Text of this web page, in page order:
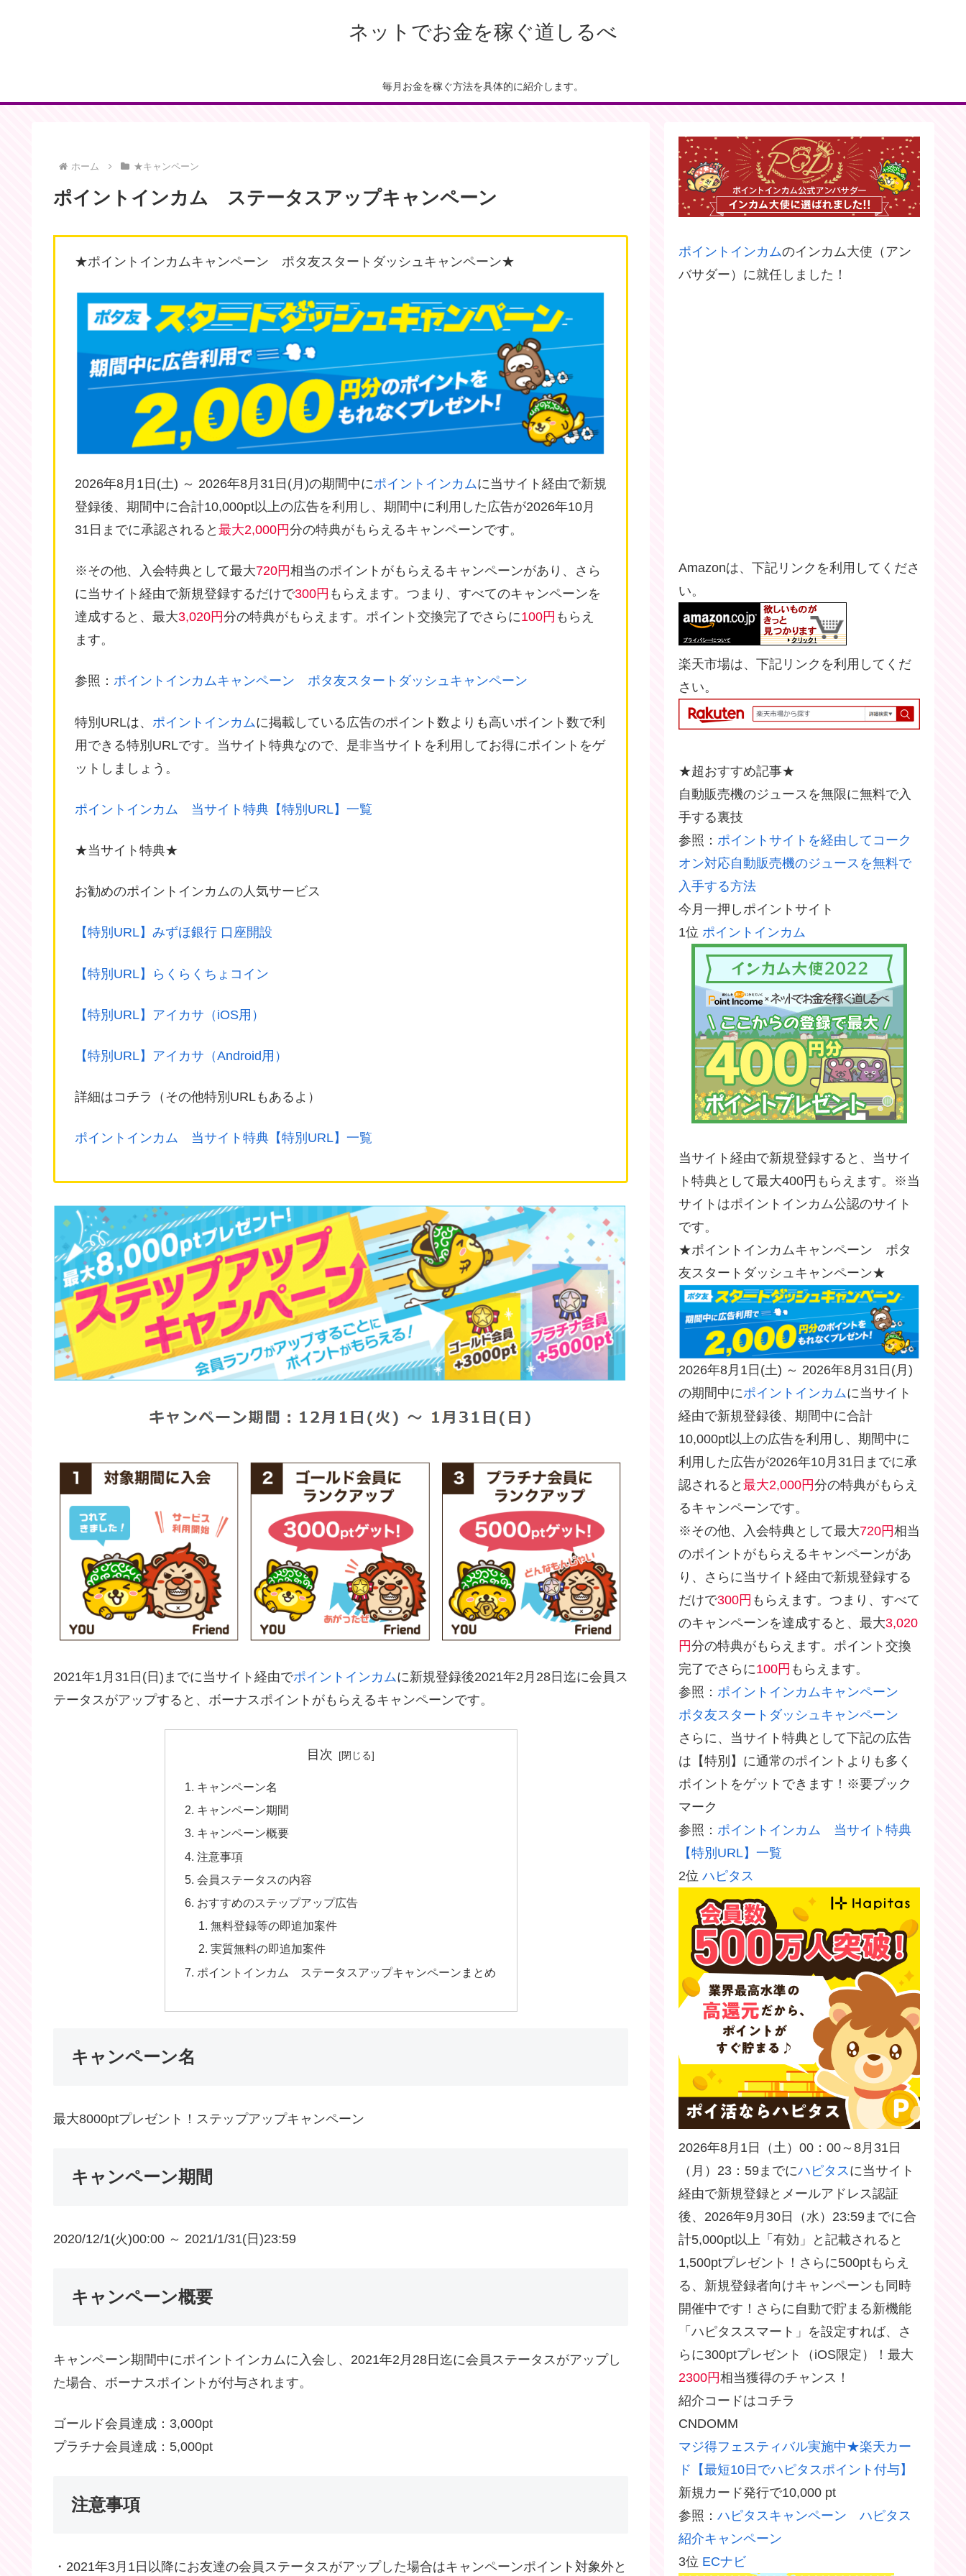
ネットでお金を稼ぐ道しるべ
毎月お金を稼ぐ方法を具体的に紹介します。
ホーム ★キャンペーン
ポイントインカム ステータスアップキャンペーン
★ポイントインカムキャンペーン ポタ友スタートダッシュキャンペーン★
2026年8月1日(土) ～ 2026年8月31日(月)の期間中にポイントインカムに当サイト経由で新規
登録後、期間中に合計10,000pt以上の広告を利用し、期間中に利用した広告が2026年10月
31日までに承認されると 最大2,000円分の特典がもらえるキャンペーンです。
※その他、入会特典として最大720円相当のポイントがもらえるキャンペーンがあり、さら
に当サイト経由で新規登録するだけで300円 もらえます。つまり、すべてのキャンペーンを
達成すると、最大3,020円分の特典がもらえます。ポイント交換完了でさらに100円 もらえ
ます。
参照： ポイントインカムキャンペーン ポタ友スタートダッシュキャンペーン
特別URLは、 ポイントインカムに掲載している広告のポイント数よりも高いポイント数で利
用できる特別URLです。当サイト特典なので、是非当サイトを利用してお得にポイントをゲ
ットしましょう。
ポイントインカム 当サイト特典【特別URL】一覧
★当サイト特典★
お勧めのポイントインカムの人気サービス
【特別URL】みずほ銀行 口座開設
【特別URL】らくらくちょコイン
【特別URL】アイカサ（iOS用）
【特別URL】アイカサ（Android用）
詳細はコチラ（その他特別URLもあるよ）
ポイントインカム 当サイト特典【特別URL】一覧
2021年1月31日(日)までに当サイト経由でポイントインカムに新規登録後2021年2月28日迄に会員ス
テータスがアップすると、ボーナスポイントがもらえるキャンペーンです。
目次
キャンペーン名
キャンペーン期間
キャンペーン概要
注意事項
会員ステータスの内容
おすすめのステップアップ広告
無料登録等の即追加案件
実質無料の即追加案件
ポイントインカム ステータスアップキャンペーンまとめ
キャンペーン名
最大8000ptプレゼント！ステップアップキャンペーン
キャンペーン期間
2020/12/1(火)00:00 ～ 2021/1/31(日)23:59
キャンペーン概要
キャンペーン期間中にポイントインカムに入会し、2021年2月28日迄に会員ステータスがアップし
た場合、ボーナスポイントが付与されます。
ゴールド会員達成：3,000pt
プラチナ会員達成：5,000pt
注意事項
・2021年3月1日以降にお友達の会員ステータスがアップした場合はキャンペーンポイント対象外と
ポイントインカムのインカム大使（アン
バサダー）に就任しました！
Amazonは、下記リンクを利用してくださ
い。
楽天市場は、下記リンクを利用してくだ
さい。
★超おすすめ記事★
自動販売機のジュースを無限に無料で入
手する裏技
参照： ポイントサイトを経由してコーク
オン対応自動販売機のジュースを無料で
入手する方法
今月一押しポイントサイト
1位 ポイントインカム
当サイト経由で新規登録すると、当サイ
ト特典として最大400円もらえます。※当
サイトはポイントインカム公認のサイト
です。
★ポイントインカムキャンペーン ポタ
友スタートダッシュキャンペーン★
2026年8月1日(土) ～ 2026年8月31日(月)
の期間中にポイントインカムに当サイト
経由で新規登録後、期間中に合計
10,000pt以上の広告を利用し、期間中に
利用した広告が2026年10月31日までに承
認されると 最大2,000円分の特典がもらえ
るキャンペーンです。
※その他、入会特典として最大720円相当
のポイントがもらえるキャンペーンがあ
り、さらに当サイト経由で新規登録する
だけで300円 もらえます。つまり、すべて
のキャンペーンを達成すると、最大3,020
円分の特典がもらえます。ポイント交換
完了でさらに100円 もらえます。
参照： ポイントインカムキャンペーン
ポタ友スタートダッシュキャンペーン
さらに、当サイト特典として下記の広告
は【特別】に通常のポイントよりも多く
ポイントをゲットできます！※要ブック
マーク
参照： ポイントインカム 当サイト特典
【特別URL】一覧
2位 ハピタス
2026年8月1日（土）00：00～8月31日
（月）23：59までにハピタス に当サイト
経由で新規登録とメールアドレス認証
後、2026年9月30日（水）23:59までに合
計5,000pt以上「有効」と記載されると
1,500ptプレゼント！さらに500ptもらえ
る、新規登録者向けキャンペーンも同時
開催中です！さらに自動で貯まる新機能
「ハピタススマート」を設定すれば、さ
らに300ptプレゼント（iOS限定）！最大
2300円相当獲得のチャンス！
紹介コードはコチラ
CNDOMM
マジ得フェスティバル実施中★楽天カー
ド【最短10日でハピタスポイント付与】
新規カード発行で10,000 pt
参照： ハピタスキャンペーン ハピタス
紹介キャンペーン
3位 ECナビ